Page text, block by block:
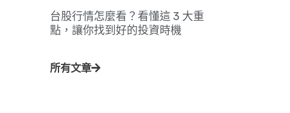
台股行情怎麼看？看懂這 3 大重
點，讓你找到好的投資時機
所有文章